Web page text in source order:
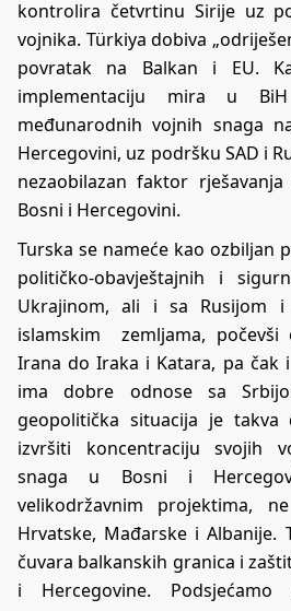
kontrolira četvrtinu Sirije uz
vojnika. Türkiya dobiva
povratak na Balkan i EU.
implementaciju mira u
međunarodnih vojnih snaga
Hercegovini, uz podršku SAD i
nezaobilazan faktor
Bosni i Hercegovini.
Turska se nameće kao ozbiljan
političko-obavještajnih i
Ukrajinom, ali i sa Rusijom i
islamskim zemljama, počevši
Irana do Iraka i Katara, pa čak i
ima dobre odnose sa
geopolitička situacija je
izvršiti koncentraciju svojih
snaga u Bosni i
velikodržavnim projektima,
Hrvatske, Mađarske i Albanije.
čuvara balkanskih granica i
i Hercegovine.